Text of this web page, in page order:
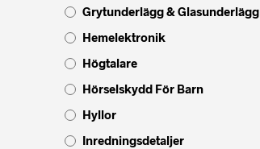
Grytunderlägg & Glasunderlägg
Hemelektronik
Högtalare
Hörselskydd För Barn
Hyllor
Inredningsdetaljer